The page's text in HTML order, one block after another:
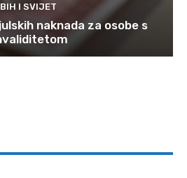
BIH I SVIJET
naknada za osobe s